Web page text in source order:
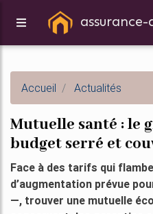
Accueil Actualités
Mutuelle santé : le
budget serré et
Face à des tarifs qui
d’augmentation prévue
—, trouver une mutuelle